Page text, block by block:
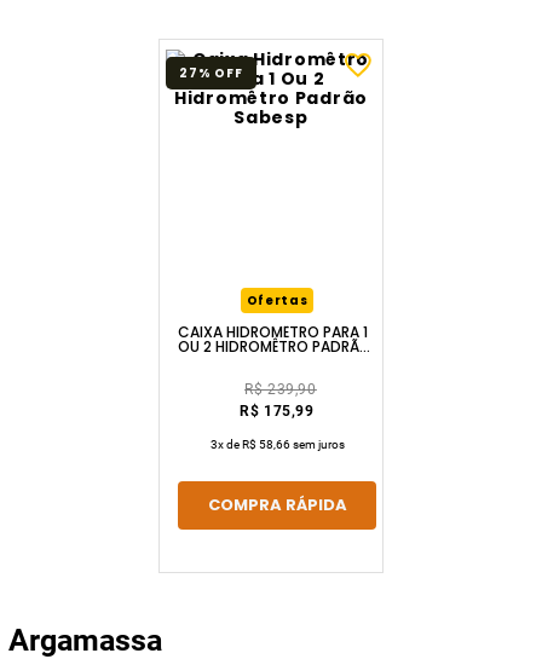
27% OFF
Ofertas
CAIXA HIDROMÊTRO PARA 1
OU 2 HIDROMÊTRO PADRÃO
R$ 239,90
R$ 175,99
3x deR$ 58,66sem juros
COMPRA RÁPIDA
Argamassa